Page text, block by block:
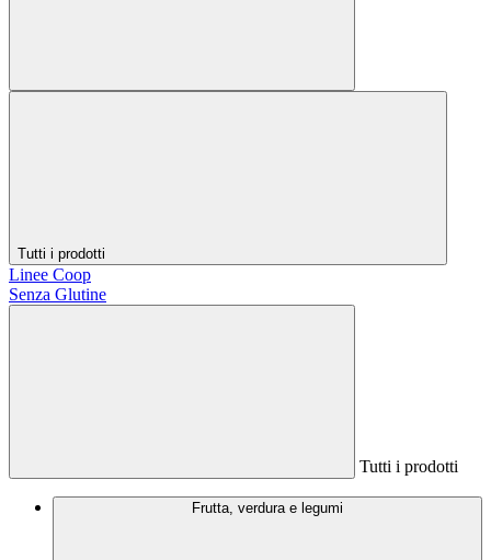
Tutti i prodotti
Linee Coop
Senza Glutine
Tutti i prodotti
Frutta, verdura e legumi